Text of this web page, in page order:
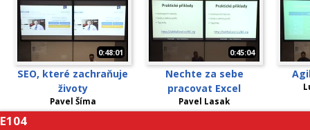
0:48:01
SEO, které zachraňuje
životy
Pavel Šíma
0:45:04
Nechte za sebe
pracovat Excel
Pavel Lasak
E104